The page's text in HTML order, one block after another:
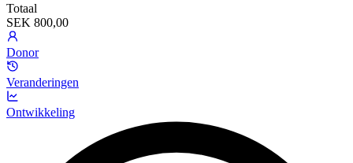
Totaal
SEK 800,00
Donor
Veranderingen
Ontwikkeling